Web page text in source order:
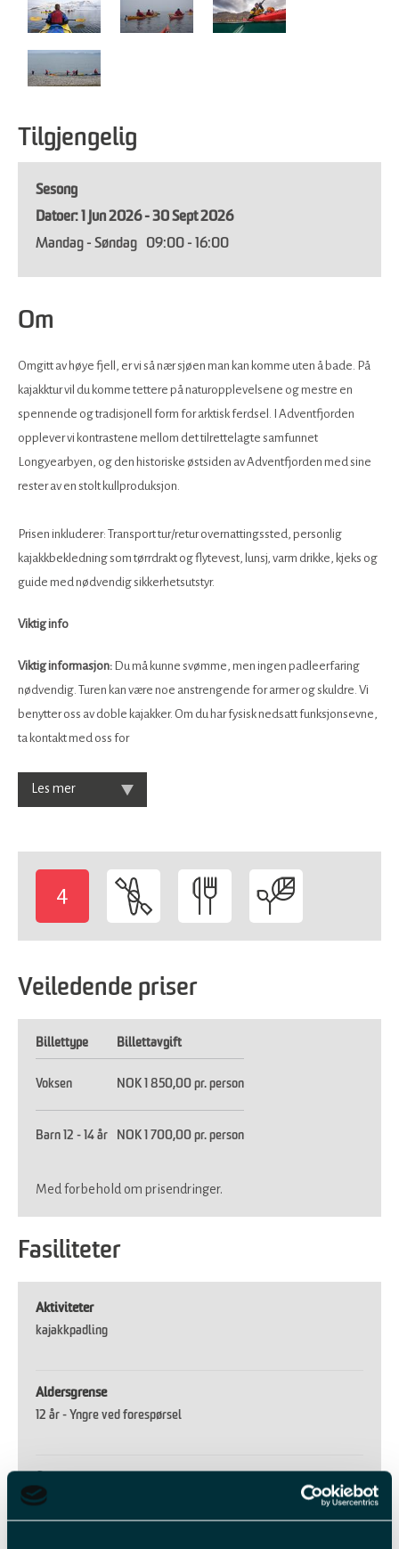
Tilgjengelig
Sesong
1 Jun 2026 - 30 Sept 2026
Mandag - Søndag
09:00 - 16:00
Om
Omgitt av høye fjell, er vi så nær sjøen man kan komme uten å bade. På
kajakktur vil du komme tettere på naturopplevelsene og mestre en
spennende og tradisjonell form for arktisk ferdsel. I Adventfjorden
opplever vi kontrastene mellom det tilrettelagte samfunnet
Longyearbyen, og den historiske østsiden av Adventfjorden med sine
rester av en stolt kullproduksjon.
Prisen inkluderer: Transport tur/retur overnattingssted, personlig
kajakkbekledning som tørrdrakt og flytevest, lunsj, varm drikke, kjeks og
guide med nødvendig sikkerhetsutstyr.
Viktig info
Viktig informasjon: Du må kunne svømme, men ingen padleerfaring
nødvendig. Turen kan være noe anstrengende for armer og skuldre. Vi
benytter oss av doble kajakker. Om du har fysisk nedsatt funksjonsevne,
ta kontakt med oss for
Les mer
4
Veiledende priser
Billettype Billettavgift
Voksen NOK 1 850,00 pr. person
Barn 12 - 14 år NOK 1 700,00 pr. person
Med forbehold om prisendringer.
Fasiliteter
Aktiviteter
kajakkpadling
Aldersgrense
12 år - Yngre ved forespørsel
Polarsommer